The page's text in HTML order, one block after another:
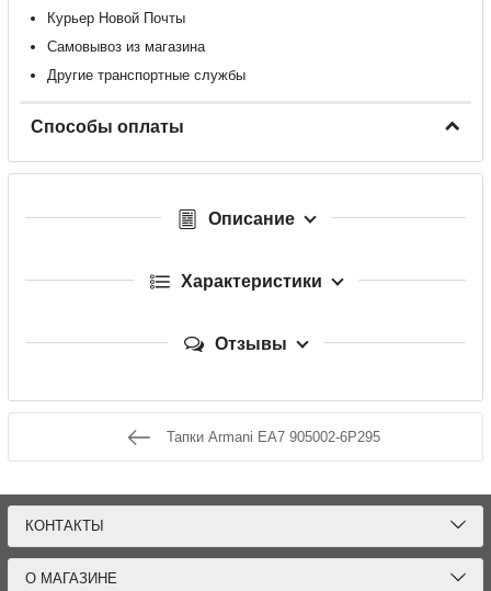
Курьер Новой Почты
Самовывоз из магазина
Другие транспортные службы
Способы оплаты
Описание
Характеристики
Отзывы
Тапки Armani EA7 905002-6P295
КОНТАКТЫ
О МАГАЗИНЕ